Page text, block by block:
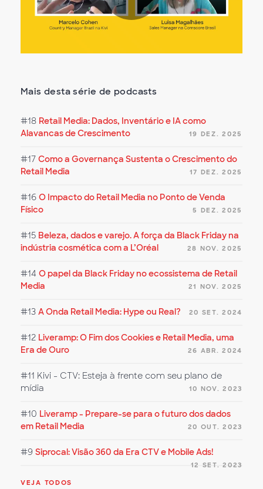
Play
Mais desta série de podcasts
#18 Retail Media: Dados, Inventário e IA como
Alavancas de Crescimento
19 DEZ. 2025
#17 Como a Governança Sustenta o Crescimento do
Retail Media
17 DEZ. 2025
#16 O Impacto do Retail Media no Ponto de Venda
Físico
5 DEZ. 2025
#15 Beleza, dados e varejo. A força da Black Friday na
indústria cosmética com a L’Oréal
28 NOV. 2025
#14 O papel da Black Friday no ecossistema de Retail
Media
21 NOV. 2025
#13 A Onda Retail Media: Hype ou Real? 20 SET. 2024
#12 Liveramp: O Fim dos Cookies e Retail Media, uma
Era de Ouro
26 ABR. 2024
#11 Kivi - CTV: Esteja à frente com seu plano de
mídia
10 NOV. 2023
#10 Liveramp - Prepare-se para o futuro dos dados
em Retail Media
20 OUT. 2023
#9 Siprocal: Visão 360 da Era CTV e Mobile Ads!
12 SET. 2023
VEJA TODOS